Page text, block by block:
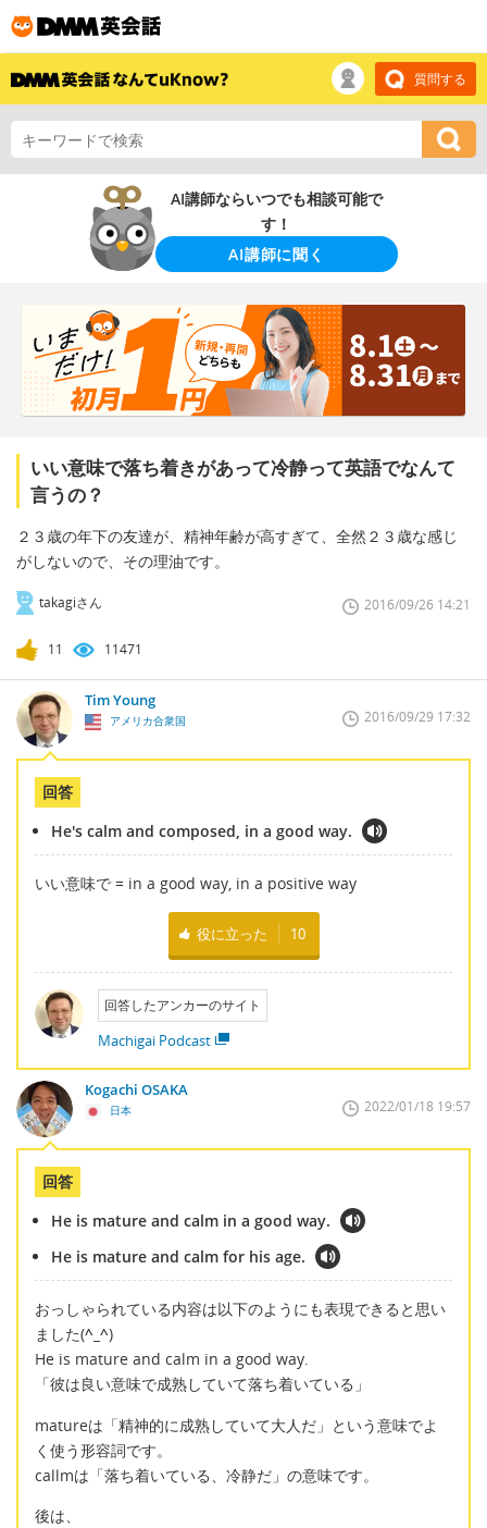
質問する
AI講師ならいつでも相談可能で
す！
AI講師に聞く
いい意味で落ち着きがあって冷静って英語でなんて
言うの？
２３歳の年下の友達が、精神年齢が高すぎて、全然２３歳な感じ
がしないので、その理油です。
takagiさん 2016/09/26 14:21
11 11471
Tim Young
アメリカ合衆国 2016/09/29 17:32
回答
He's calm and composed, in a good way.
いい意味で = in a good way, in a positive way
役に立った 10
回答したアンカーのサイト
Machigai Podcast
Kogachi OSAKA
日本 2022/01/18 19:57
回答
He is mature and calm in a good way.
He is mature and calm for his age.
おっしゃられている内容は以下のようにも表現できると思い
ました(^_^)
He is mature and calm in a good way.
「彼は良い意味で成熟していて落ち着いている」
matureは「精神的に成熟していて大人だ」という意味でよ
く使う形容詞です。
callmは「落ち着いている、冷静だ」の意味です。
後は、